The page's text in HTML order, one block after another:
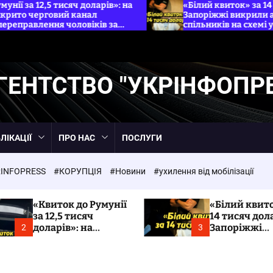
доларів»: на
за
«Білий квиток» за 14 тисяч доларів: у
Запоріжжі викрили адвокатку та її
спільників на схемі ухилення від
ПРО НАС ПОСЛУГИ
#КОРУПЦІЯ #Новини #ухилення від мобілізації
2
«Квиток до Румунії
за 12,5 тисяч
доларів»: на
3
«Білий
14 тисяч
Запоріжжі